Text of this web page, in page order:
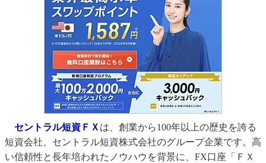
セントラル短資ＦＸ は、創業から100年以上の歴史を誇る
短資会社、セントラル短資株式会社のグループ企業です。高
い信頼性と長年培われたノウハウを背景に、FX口座「ＦＸ